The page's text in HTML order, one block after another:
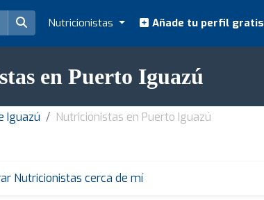
Nutricionistas Añade tu perfil gratis
en Puerto Iguazú
Iguazú Nutricionistas en Puerto Iguazú
Nutricionistas cerca de mí